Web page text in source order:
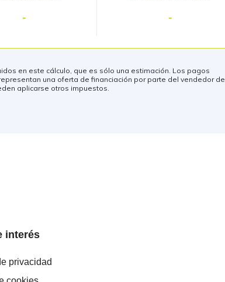
-
-
en este cálculo, que es sólo una estimación. Los pagos
una oferta de financiación por parte del vendedor de
aplicarse otros impuestos.
interés
privacidad